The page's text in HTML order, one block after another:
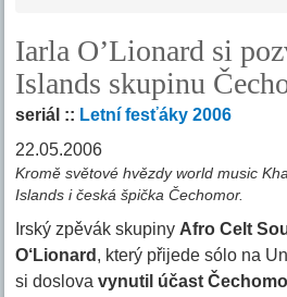
Iarla O’Lionard si
Islands skupinu
seriál :: Letní fesťáky 2006
22.05.2006
Kromě světové hvězdy world music
Islands i česká špička Čechomor.
Irský zpěvák skupiny Afro Celt
O‘Lionard , který přijede sólo na
si doslovavynutil účast